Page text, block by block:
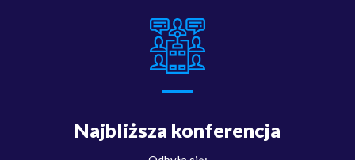
Najbliższa konferencja